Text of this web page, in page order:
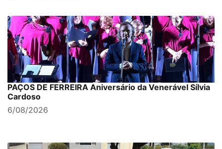
PAÇOS DE FERREIRA Aniversário da Venerável Sílvia
Cardoso
6/08/2026